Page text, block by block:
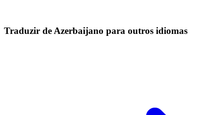
Traduzir de Azerbaijano para outros idiomas